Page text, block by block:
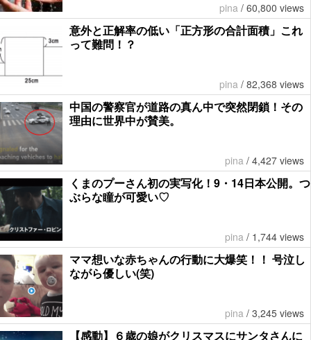
pina / 60,800 views
意外と正解率の低い「正方形の合計面積」これ
って難問！？
pina / 82,368 views
中国の警察官が道路の真ん中で突然閉鎖！その
理由に世界中が賛美。
pina / 4,427 views
くまのプーさん初の実写化！9・14日本公開。つ
ぶらな瞳が可愛い♡
pina / 1,744 views
ママ想いな赤ちゃんの行動に大爆笑！！ 号泣し
ながら優しい(笑)
pina / 3,245 views
【感動】６歳の娘がクリスマスにサンタさんに